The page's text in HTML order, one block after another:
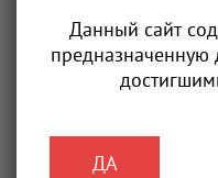
Данный сайт
ДА